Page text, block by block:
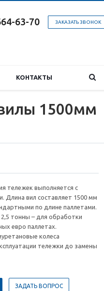
ЗАКАЗАТЬ ЗВОНОК
63-70
КОНТАКТЫ
1500мм
тележек выполняется с
Длина вил составляет 1500 мм
по длине паллетами.
тонны – для обработки
евро паллетах.
колеса
тележки до замены
ЗАДАТЬ ВОПРОС